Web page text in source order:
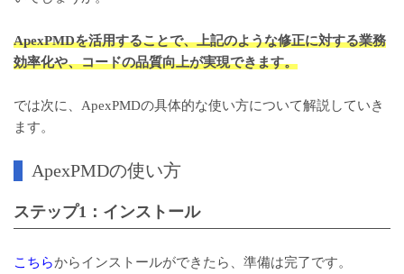
ApexPMDを活用することで、上記のような修正に対する業務
効率化や、コードの品質向上が実現できます。
では次に、ApexPMDの具体的な使い方について解説していき
ます。
ApexPMDの使い方
ステップ1：インストール
こちらからインストールができたら、準備は完了です。